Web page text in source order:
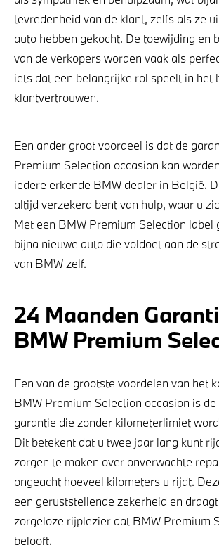
tevredenheid van de klant, zelfs als ze
auto hebben gekocht. De toewijding en
van de verkopers worden vaak als
iets dat een belangrijke rol speelt in het
klantvertrouwen.
Een ander groot voordeel is dat de
Premium Selection occasion kan
iedere erkende BMW dealer in België.
altijd verzekerd bent van hulp, waar u
Met een BMW Premium Selection label
bijna nieuwe auto die voldoet aan de
van BMW zelf.
24 Maanden
BMW Premium
Een van de grootste voordelen van het
BMW Premium Selection occasion is
garantie die zonder kilometerlimiet
Dit betekent dat u twee jaar lang kunt
zorgen te maken over onverwachte
ongeacht hoeveel kilometers u rijdt.
een geruststellende zekerheid en
zorgeloze rijplezier dat BMW Premium
belooft.